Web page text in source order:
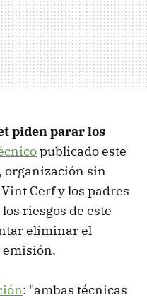
piden parar los
publicado este
organización sin
Cerf y los padres
riesgos de este
eliminar el
emisión.
: "ambas técnicas